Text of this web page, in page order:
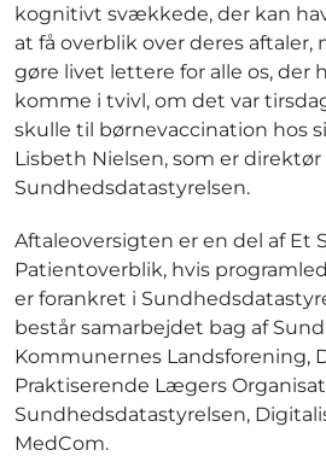
kognitivt svækkede, der kan
at få overblik over deres aftaler,
gøre livet lettere for alle os, der
komme i tvivl, om det var
skulle til børnevaccination hos
Lisbeth Nielsen, som er direktør
Sundhedsdatastyrelsen.
Aftaleoversigten er en del af Et
Patientoverblik, hvis
er forankret i
består samarbejdet bag af
Kommunernes Landsforening,
Praktiserende Lægers
Sundhedsdatastyrelsen,
MedCom.